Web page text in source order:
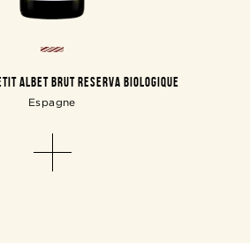
ALBET BRUT RESERVA BIOLOGIQUE
Espagne